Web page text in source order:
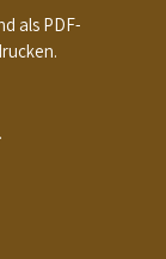
als PDF-